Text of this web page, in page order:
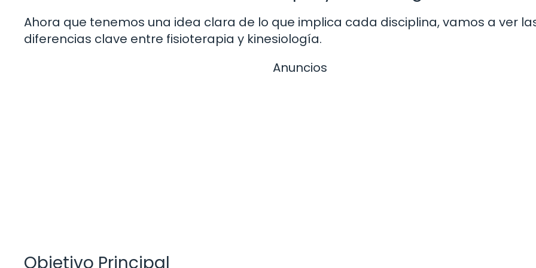
Ahora que tenemos una idea clara de lo que implica cada disciplina, vamos a ver
diferencias clave entre fisioterapia y kinesiología.
Anuncios
Objetivo Principal